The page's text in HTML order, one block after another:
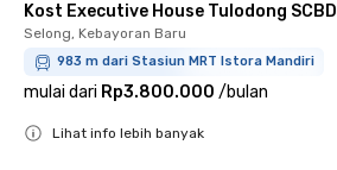
Kost Executive House Tulodong SCBD
Selong, Kebayoran Baru
983 m dari Stasiun MRT Istora Mandiri
mulai dari Rp3.800.000 /bulan
Lihat info lebih banyak